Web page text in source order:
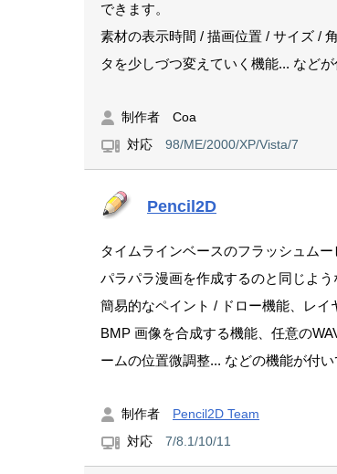
できます。
素材の表示時間 / 描画位置 / サイズ /
タを少しづつ変えていく機能... などが
制作者 Coa
対応 98/ME/2000/XP/Vista/7
Pencil2D
タイムラインベースのフラッシュムー
パラパラ漫画を作成するのと同じよ
簡易的なペイント / ドロー機能、レイ
BMP 画像を合成する機能、任意の
ームの位置微調整... などの機能が付い
制作者 Pencil2D Team
対応 7/8.1/10/11